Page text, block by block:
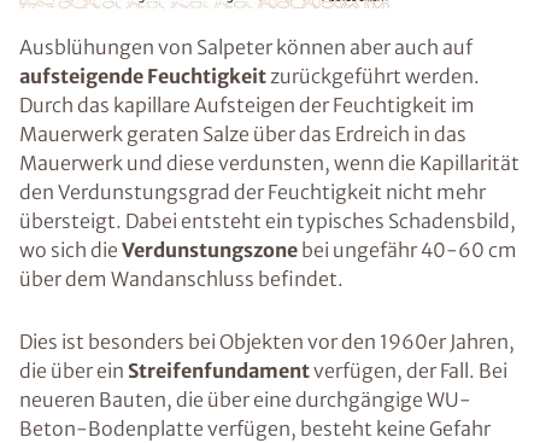
Ausblühungen von Salpeter können aber auch auf
aufsteigende Feuchtigkeitzurückgeführt werden.
Durch das kapillare Aufsteigen der Feuchtigkeit im
Mauerwerk geraten Salze über das Erdreich in das
Mauerwerk und diese verdunsten, wenn die Kapillarität
den Verdunstungsgrad der Feuchtigkeit nicht mehr
übersteigt. Dabei entsteht ein typisches Schadensbild,
wo sich die Verdunstungszone bei ungefähr 40-60 cm
über dem Wandanschluss befindet.
Dies ist besonders bei Objekten vor den 1960er Jahren,
die über ein Streifenfundamentverfügen, der Fall. Bei
neueren Bauten, die über eine durchgängige WU-
Beton-Bodenplatte verfügen, besteht keine Gefahr